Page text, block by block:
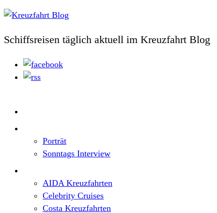
Schiffsreisen täglich aktuell im Kreuzfahrt Blog
Porträt
Sonntags Interview
AIDA Kreuzfahrten
Celebrity Cruises
Costa Kreuzfahrten